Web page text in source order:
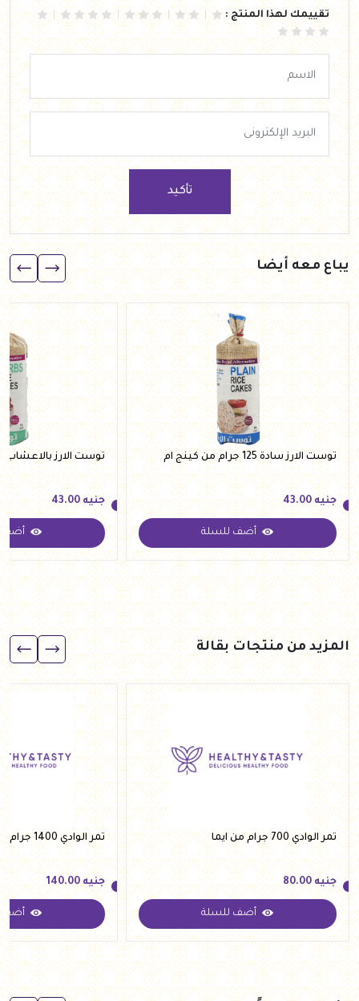
تقييمك لهذا المنتج :
تأكيد
يباع معه أيضا
توست الارز سادة 125 جرام من كينج ام
جنيه
جنيه 43.00
أضف للسلة
توست الارز بالاعشاب 125 جرام من كينج ام
جنيه
جنيه 43.00
أضف
المزيد من منتجات بقالة
تمر الوادي 700 جرام من ايما
جنيه
جنيه 80.00
أضف للسلة
تمر الوادي 1400 جرام من ايما
جنيه
جنيه 140.00
أضف